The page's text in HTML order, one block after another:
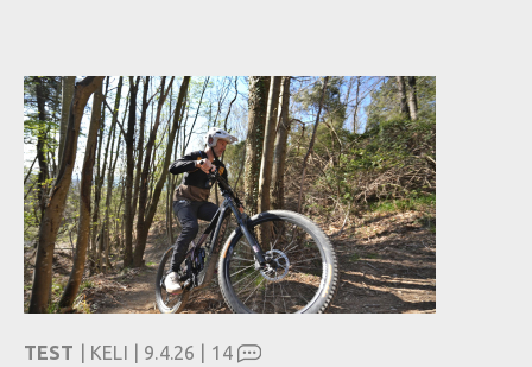
TEST | KELI | 9.4.26 | 14